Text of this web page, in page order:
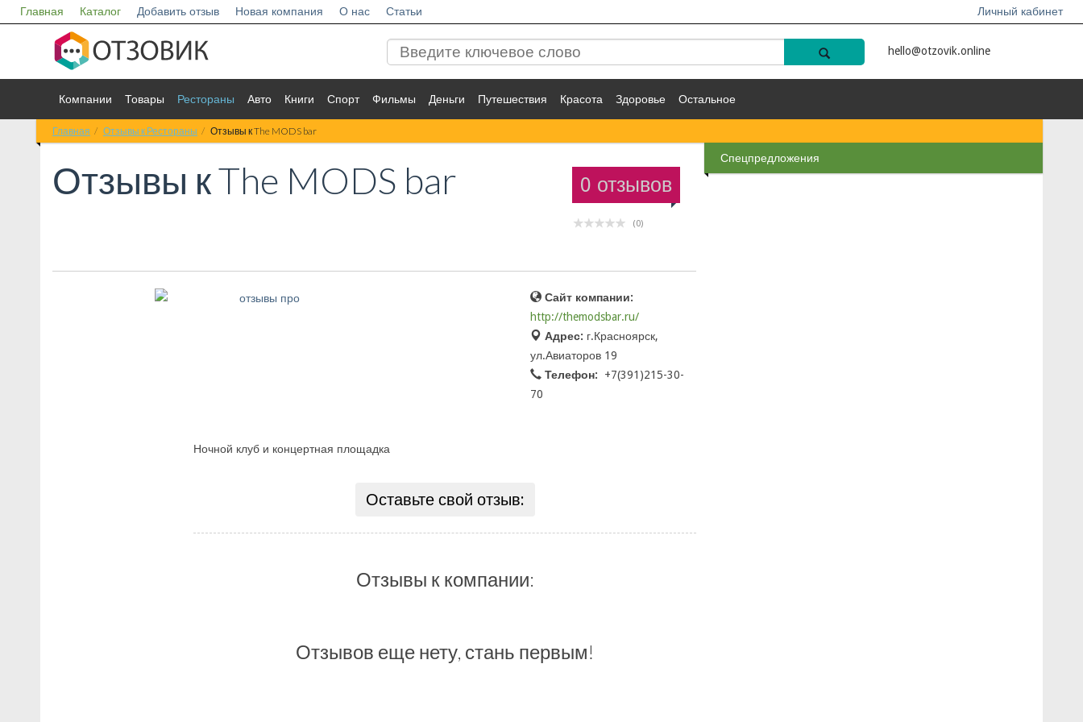
Главная Каталог Добавить отзыв Новая компания О нас Статьи Личный кабинет
hello@otzovik.online
Компании Товары Рестораны Авто Книги Спорт Фильмы Деньги Путешествия Красота Здоровье Остальное
Главная Отзывы к Рестораны Отзывы к The MODS bar
0 отзывов
(0)
Отзывы кThe MODS bar
Сайт компании:
http://themodsbar.ru/
Адрес: г.Красноярск,
ул.Авиаторов 19
Телефон:
+7(391)215-30-
70
Ночной клуб и концертная площадка
Оставьте свой отзыв:
Отзывы к компании:
Отзывов еще нету, стань первым!
Спецпредложения